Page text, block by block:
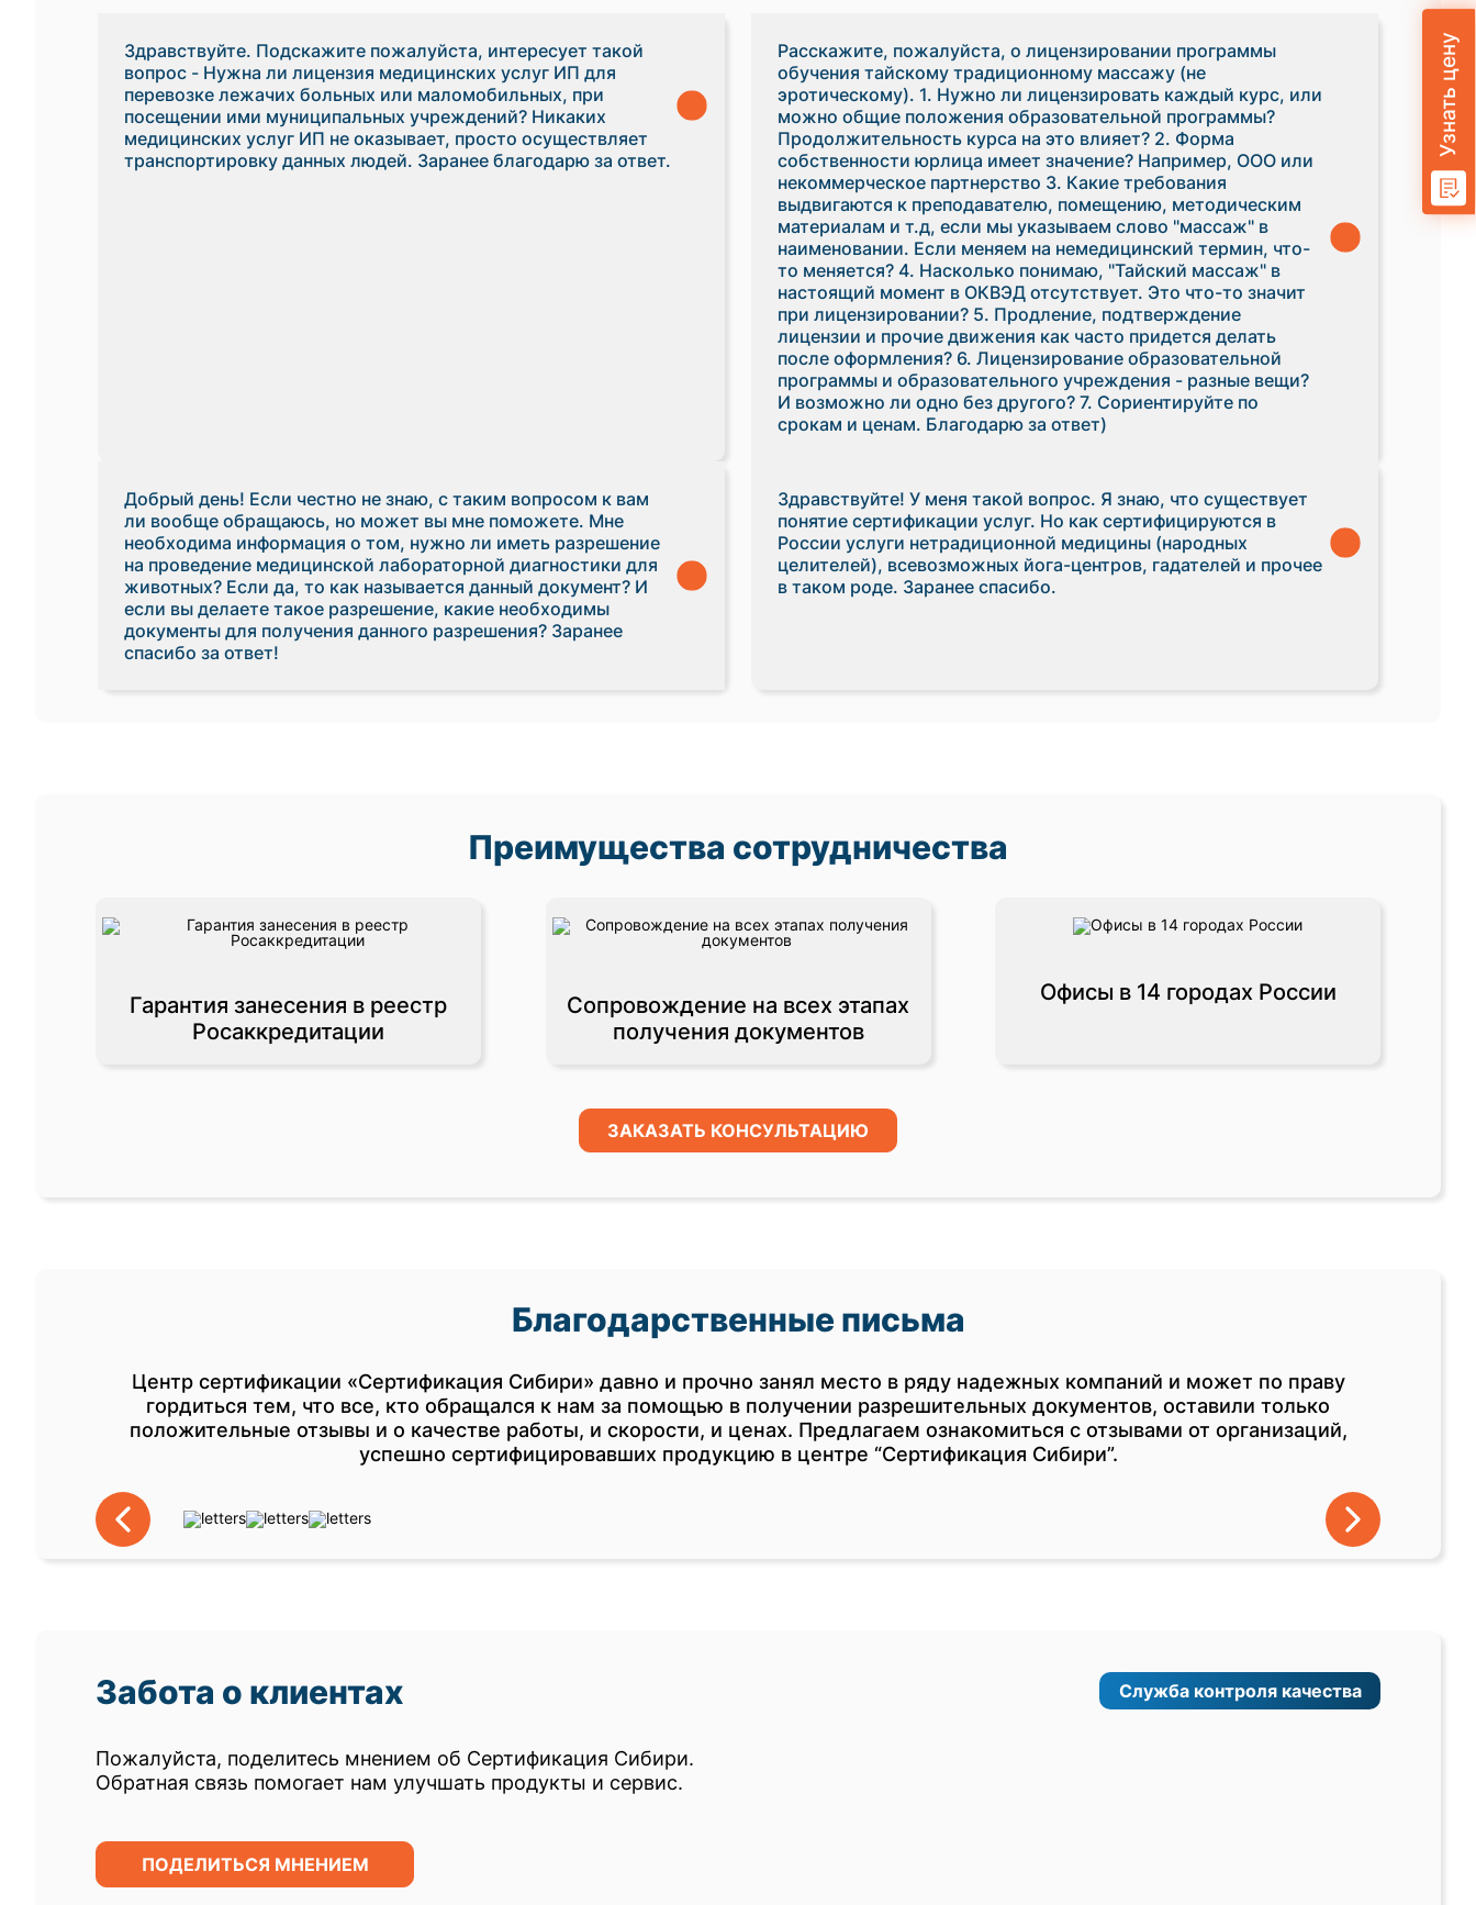
Здравствуйте. Подскажите пожалуйста, интересует такой
вопрос - Нужна ли лицензия медицинских услуг ИП для
перевозке лежачих больных или маломобильных, при
посещении ими муниципальных учреждений? Никаких
медицинских услуг ИП не оказывает, просто осуществляет
транспортировку данных людей. Заранее благодарю за ответ.
Расскажите, пожалуйста, о лицензировании программы
обучения тайскому традиционному массажу (не
эротическому). 1. Нужно ли лицензировать каждый курс, или
можно общие положения образовательной программы?
Продолжительность курса на это влияет? 2. Форма
собственности юрлица имеет значение? Например, ООО или
некоммерческое партнерство 3. Какие требования
выдвигаются к преподавателю, помещению, методическим
материалам и т.д, если мы указываем слово "массаж" в
наименовании. Если меняем на немедицинский термин, что-
то меняется? 4. Насколько понимаю, "Тайский массаж" в
настоящий момент в ОКВЭД отсутствует. Это что-то значит
при лицензировании? 5. Продление, подтверждение
лицензии и прочие движения как часто придется делать
после оформления? 6. Лицензирование образовательной
программы и образовательного учреждения - разные вещи?
И возможно ли одно без другого? 7. Сориентируйте по
срокам и ценам. Благодарю за ответ)
Добрый день! Если честно не знаю, с таким вопросом к вам
ли вообще обращаюсь, но может вы мне поможете. Мне
необходима информация о том, нужно ли иметь разрешение
на проведение медицинской лабораторной диагностики для
животных? Если да, то как называется данный документ? И
если вы делаете такое разрешение, какие необходимы
документы для получения данного разрешения? Заранее
спасибо за ответ!
Здравствуйте! У меня такой вопрос. Я знаю, что существует
понятие сертификации услуг. Но как сертифицируются в
России услуги нетрадиционной медицины (народных
целителей), всевозможных йога-центров, гадателей и прочее
в таком роде. Заранее спасибо.
Преимущества сотрудничества
Гарантия занесения в реестр
Росаккредитации
Сопровождение на всех этапах
получения документов
Офисы в 14 городах России
ЗАКАЗАТЬ КОНСУЛЬТАЦИЮ
Благодарственные письма
Центр сертификации «Сертификация Сибири» давно и прочно занял место в ряду надежных компаний и может по праву
гордиться тем, что все, кто обращался к нам за помощью в получении разрешительных документов, оставили только
положительные отзывы и о качестве работы, и скорости, и ценах. Предлагаем ознакомиться с отзывами от организаций,
успешно сертифицировавших продукцию в центре “Сертификация Сибири”.
Забота о клиентах
Пожалуйста, поделитесь мнением об Сертификация Сибири.
Обратная связь помогает нам улучшать продукты и сервис.
ПОДЕЛИТЬСЯ МНЕНИЕМ
Служба контроля качества
Узнать цену